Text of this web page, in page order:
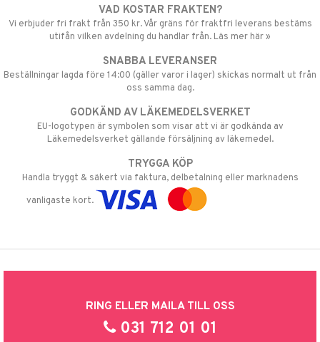
VAD KOSTAR FRAKTEN?
Vi erbjuder fri frakt från 350 kr. Vår gräns för fraktfri leverans bestäms
utifån vilken avdelning du handlar från. Läs mer här »
SNABBA LEVERANSER
Beställningar lagda före 14:00 (gäller varor i lager) skickas normalt ut från
oss samma dag.
GODKÄND AV LÄKEMEDELSVERKET
EU-logotypen är symbolen som visar att vi är godkända av
Läkemedelsverket gällande försäljning av läkemedel.
TRYGGA KÖP
Handla tryggt & säkert via faktura, delbetalning eller marknadens
vanligaste kort.
RING ELLER MAILA TILL OSS
031 712 01 01